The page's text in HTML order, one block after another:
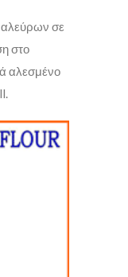
σε
στο
αλεσμένο